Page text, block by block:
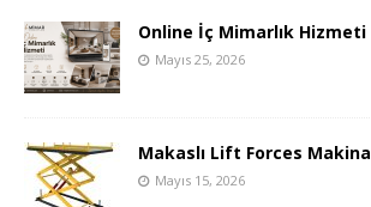
Online İç Mimarlık Hizmeti
Mayıs 25, 2026
Makaslı Lift Forces Makina
Mayıs 15, 2026